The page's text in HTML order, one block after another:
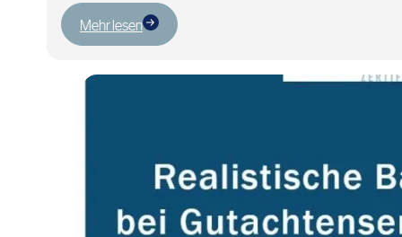
Mehr lesen